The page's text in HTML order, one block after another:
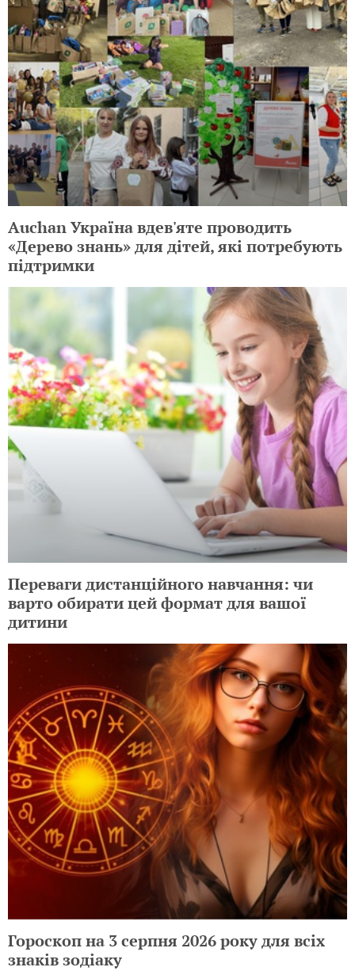
Auchan Україна вдев'яте проводить
«Дерево знань» для дітей, які потребують
підтримки
Переваги дистанційного навчання: чи
варто обирати цей формат для вашої
дитини
Гороскоп на 3 серпня 2026 року для всіх
знаків зодіаку